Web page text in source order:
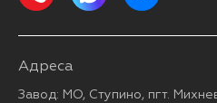
Адреса
Завод: МО, Ступино, пгт.